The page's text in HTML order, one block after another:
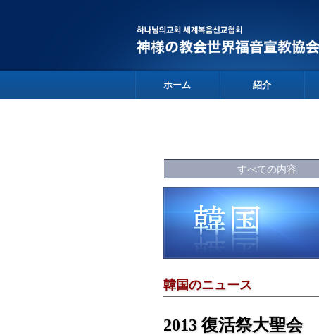
ホーム 紹介
すべての内容
韓国のニュース
2013 復活祭大聖会